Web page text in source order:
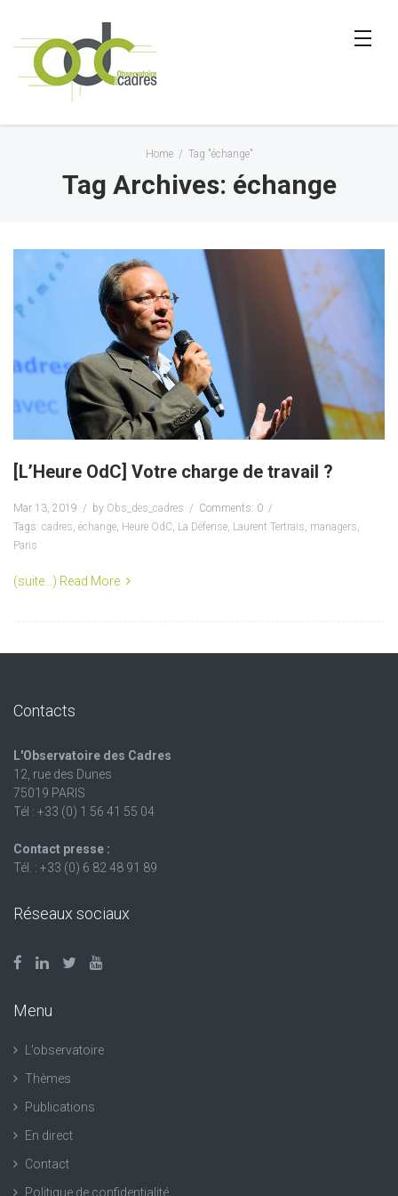
Home / Tag "échange"
Tag Archives: échange
[L’Heure OdC] Votre charge de travail ?
Mar 13, 2019 by Obs_des_cadres
Comments: 0
Tags: cadres, échange, Heure OdC, La Défense, Laurent Tertrais, managers,
Paris
(suite…) Read More
Contacts
L'Observatoire des Cadres
12, rue des Dunes
75019 PARIS
Tél : +33 (0) 1 56 41 55 04
Contact presse :
Tél. : +33 (0) 6 82 48 91 89
Réseaux sociaux
Menu
L’observatoire
Thèmes
Publications
En direct
Contact
Politique de confidentialité